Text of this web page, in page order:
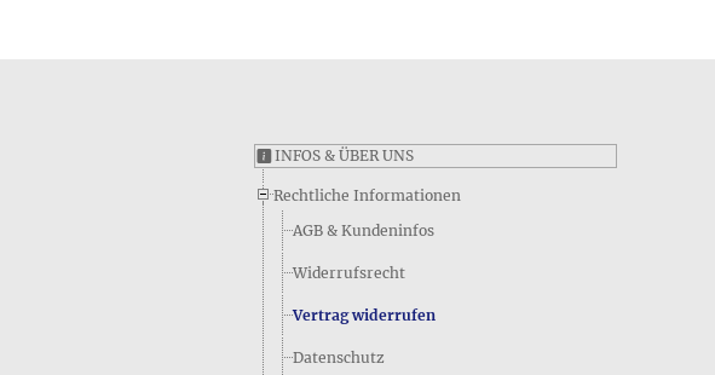
i INFOS & ÜBER UNS
Rechtliche Informationen
AGB & Kundeninfos
Widerrufsrecht
Vertrag widerrufen
Datenschutz